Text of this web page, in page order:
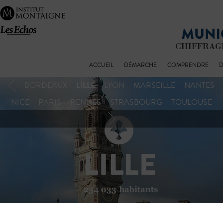
ACCUEIL DÉMARCHE COMPRENDRE
LILLE LYON MARSEILLE
NANTES
NICE
PARIS RENNES STRASBOURG TOULOUSE